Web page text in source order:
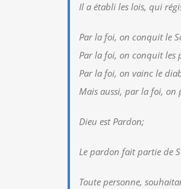
Il a établi les lois, qui
Par la foi, on conquit le
Par la foi, on conquit les
Par la foi, on vainc le
Mais aussi, par la foi, on
Dieu est Pardon;
Le pardon fait partie de
Toute personne,